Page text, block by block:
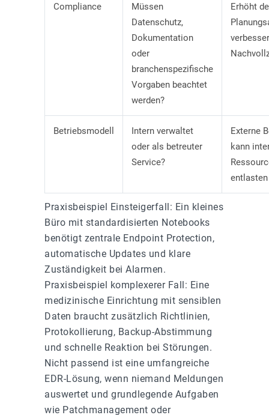
Compliance
Müssen
Datenschutz,
Dokumentation
oder
branchenspezifische
Vorgaben beachtet
werden?
Erhöht
Betriebsmodell
Intern verwaltet
oder als betreuter
Service?
Externe
kann
entlasten
Praxisbeispiel Einsteigerfall: Ein kleines
Büro mit standardisierten Notebooks
benötigt zentrale Endpoint Protection,
automatische Updates und klare
Zuständigkeit bei Alarmen.
Praxisbeispiel komplexerer Fall: Eine
medizinische Einrichtung mit sensiblen
Daten braucht zusätzlich Richtlinien,
Protokollierung, Backup-Abstimmung
und schnelle Reaktion bei Störungen.
Nicht passend ist eine umfangreiche
EDR-Lösung, wenn niemand Meldungen
auswertet und grundlegende Aufgaben
wie Patchmanagement oder